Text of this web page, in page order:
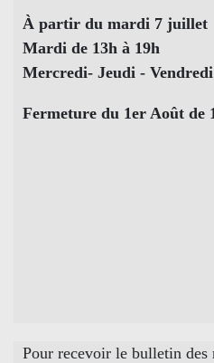
À partir du mardi 7 juillet
Mardi de 13h à 19h
Mercredi- Jeudi -
Fermeture du 1er Août de
Pour recevoir le bulletin des